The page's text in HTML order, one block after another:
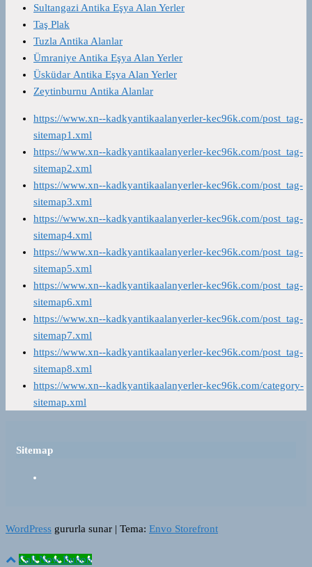
Sultangazi Antika Eşya Alan Yerler
Taş Plak
Tuzla Antika Alanlar
Ümraniye Antika Eşya Alan Yerler
Üsküdar Antika Eşya Alan Yerler
Zeytinburnu Antika Alanlar
https://www.xn--kadkyantikaalanyerler-kec96k.com/post_tag-
sitemap1.xml
https://www.xn--kadkyantikaalanyerler-kec96k.com/post_tag-
sitemap2.xml
https://www.xn--kadkyantikaalanyerler-kec96k.com/post_tag-
sitemap3.xml
https://www.xn--kadkyantikaalanyerler-kec96k.com/post_tag-
sitemap4.xml
https://www.xn--kadkyantikaalanyerler-kec96k.com/post_tag-
sitemap5.xml
https://www.xn--kadkyantikaalanyerler-kec96k.com/post_tag-
sitemap6.xml
https://www.xn--kadkyantikaalanyerler-kec96k.com/post_tag-
sitemap7.xml
https://www.xn--kadkyantikaalanyerler-kec96k.com/post_tag-
sitemap8.xml
https://www.xn--kadkyantikaalanyerler-kec96k.com/category-
sitemap.xml
Sitemap
WordPress gururla sunar | Tema: Envo Storefront
Call Now Button